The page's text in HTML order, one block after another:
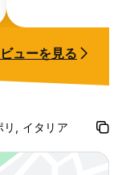
ューを見る
, イタリア